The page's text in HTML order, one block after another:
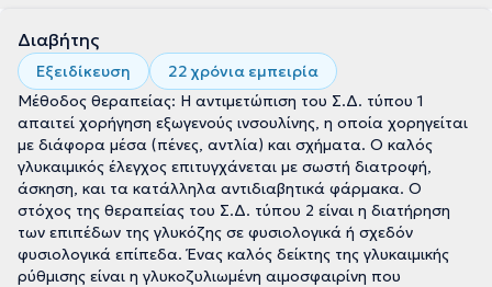
Διαβήτης
Εξειδίκευση
22 χρόνια εμπειρία
Μέθοδος θεραπείας: Η αντιμετώπιση του Σ.Δ. τύπου 1
απαιτεί χορήγηση εξωγενούς ινσουλίνης, η οποία χορηγείται
με διάφορα μέσα (πένες, αντλία) και σχήματα. Ο καλός
γλυκαιμικός έλεγχος επιτυγχάνεται με σωστή διατροφή,
άσκηση, και τα κατάλληλα αντιδιαβητικά φάρμακα. Ο
στόχος της θεραπείας του Σ.Δ. τύπου 2 είναι η διατήρηση
των επιπέδων της γλυκόζης σε φυσιολογικά ή σχεδόν
φυσιολογικά επίπεδα. Ένας καλός δείκτης της γλυκαιμικής
ρύθμισης είναι η γλυκοζυλιωμένη αιμοσφαιρίνη που